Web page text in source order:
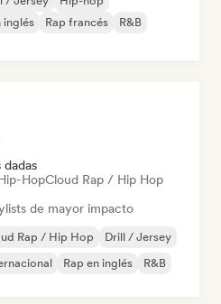
inglés Rap francés
R&B
HopCloud Rap / Hip Hop
de mayor impacto
Rap / Hip Hop
Drill / Jersey
Rap en inglés R&B